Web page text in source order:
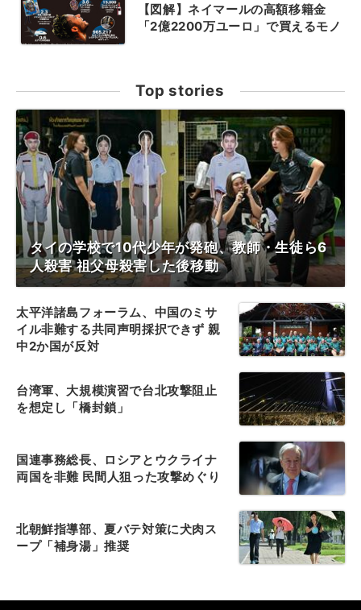
【図解】ネイマールの高額移籍金
「2億2200万ユーロ」で買えるモノ
Top stories
タイの学校で10代少年が発砲、教師・生徒ら6
人殺害 祖父母殺害した後移動
太平洋諸島フォーラム、中国のミサ
イル非難する共同声明採択できず 親
中2か国が反対
台湾軍、大規模演習で台北攻撃阻止
を想定し「橋封鎖」
国連事務総長、ロシアとウクライナ
両国を非難 民間人狙った攻撃めぐり
北朝鮮指導部、夏バテ対策に犬肉ス
ープ「補身湯」推奨